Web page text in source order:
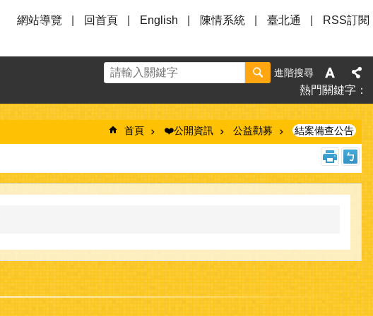
網站導覽
回首頁 English 陳情系統 臺北通 RSS訂閱
進階搜尋
熱門關鍵字
首頁 ❤️公開資訊 公益勸募 結案備查公告